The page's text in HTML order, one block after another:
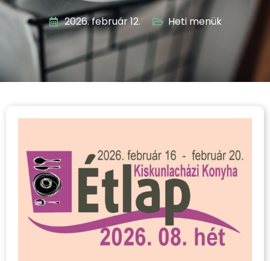
2026. február 12. Heti menük